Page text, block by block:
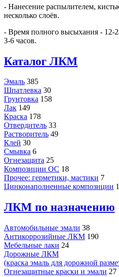
- Нанесение распылителем,
несколько слоёв.
- Время полного высыхания - 12-
3-6 часов.
Каталог ЛКМ
Эмаль 385
Шпатлевка 30
Грунтовка 158
Лак 149
Краска 178
Отвердитель 33
Растворитель 49
Клей 30
Смывка 6
Огнезащита 25
Композиции ОС 18
Прочее: герметики, мастики 7
Цинконаполненные композиции
ЛКМ по назначению
Автомобильные эмали 38
Антикоррозийные ЛКМ 190
Мебельные лаки 24
Дорожные ЛКМ
(краска эмаль для дорожной
Огнезащитные краски и эмали 27